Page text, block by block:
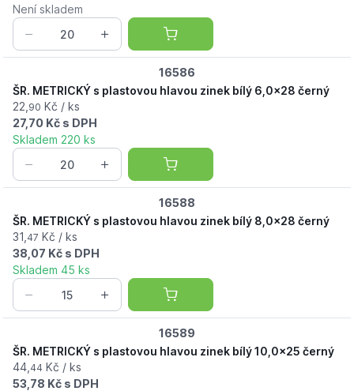
Není skladem
16586
ŠR. METRICKÝ s plastovou hlavou zinek bílý 6,0x28 černý
22, 90 Kč / ks
27,70 Kč s DPH
Skladem 220 ks
16588
ŠR. METRICKÝ s plastovou hlavou zinek bílý 8,0x28 černý
31, 47 Kč / ks
38,07 Kč s DPH
Skladem 45 ks
16589
ŠR. METRICKÝ s plastovou hlavou zinek bílý 10,0x25 černý
44, 44 Kč / ks
53,78 Kč s DPH